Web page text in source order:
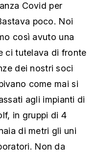
Covid per
poco. Noi
così avuto una
ci tutelava di fronte
dei nostri soci
come mai si
agli impianti di
in gruppi di 4
di metri gli uni
Non da